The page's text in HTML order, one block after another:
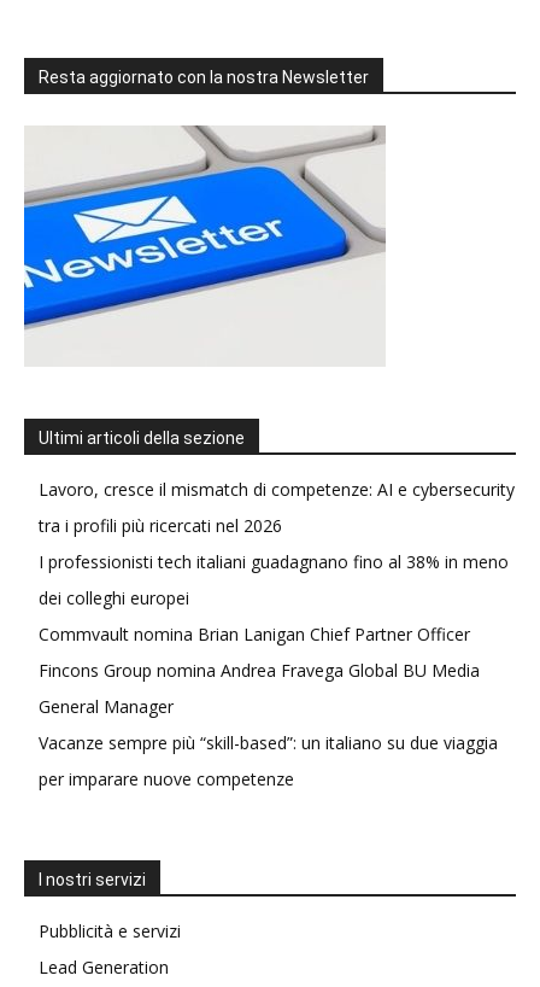
Resta aggiornato con la nostra Newsletter
Ultimi articoli della sezione
Lavoro, cresce il mismatch di competenze: AI e cybersecurity
tra i profili più ricercati nel 2026
I professionisti tech italiani guadagnano fino al 38% in meno
dei colleghi europei
Commvault nomina Brian Lanigan Chief Partner Officer
Fincons Group nomina Andrea Fravega Global BU Media
General Manager
Vacanze sempre più “skill-based”: un italiano su due viaggia
per imparare nuove competenze
I nostri servizi
Pubblicità e servizi
Lead Generation